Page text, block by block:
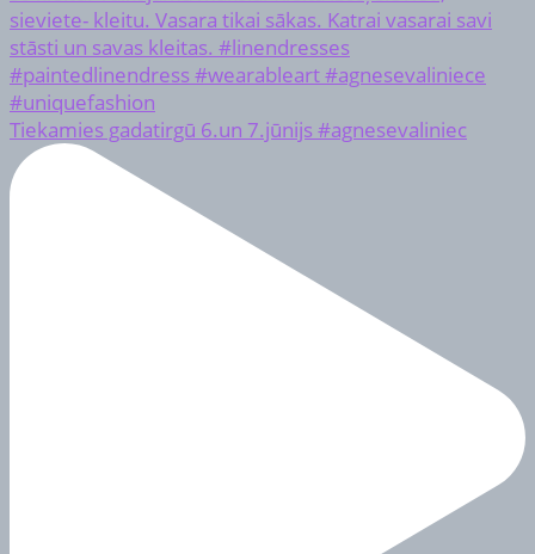
Tiekamies gadatirgū 6.un 7.jūnijs #agnesevaliniec